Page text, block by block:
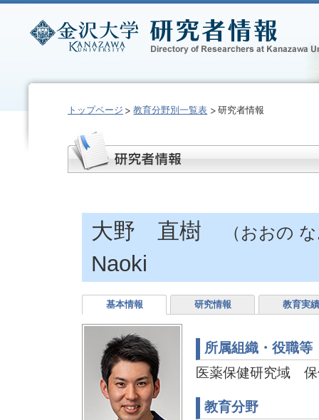
トップページ 教育分野別一覧表 研究者情報
大野 直樹 （おおの
Naoki
基本情報 研究情報 教育実績
所属組織・役職等
医薬保健研究域 保
教育分野